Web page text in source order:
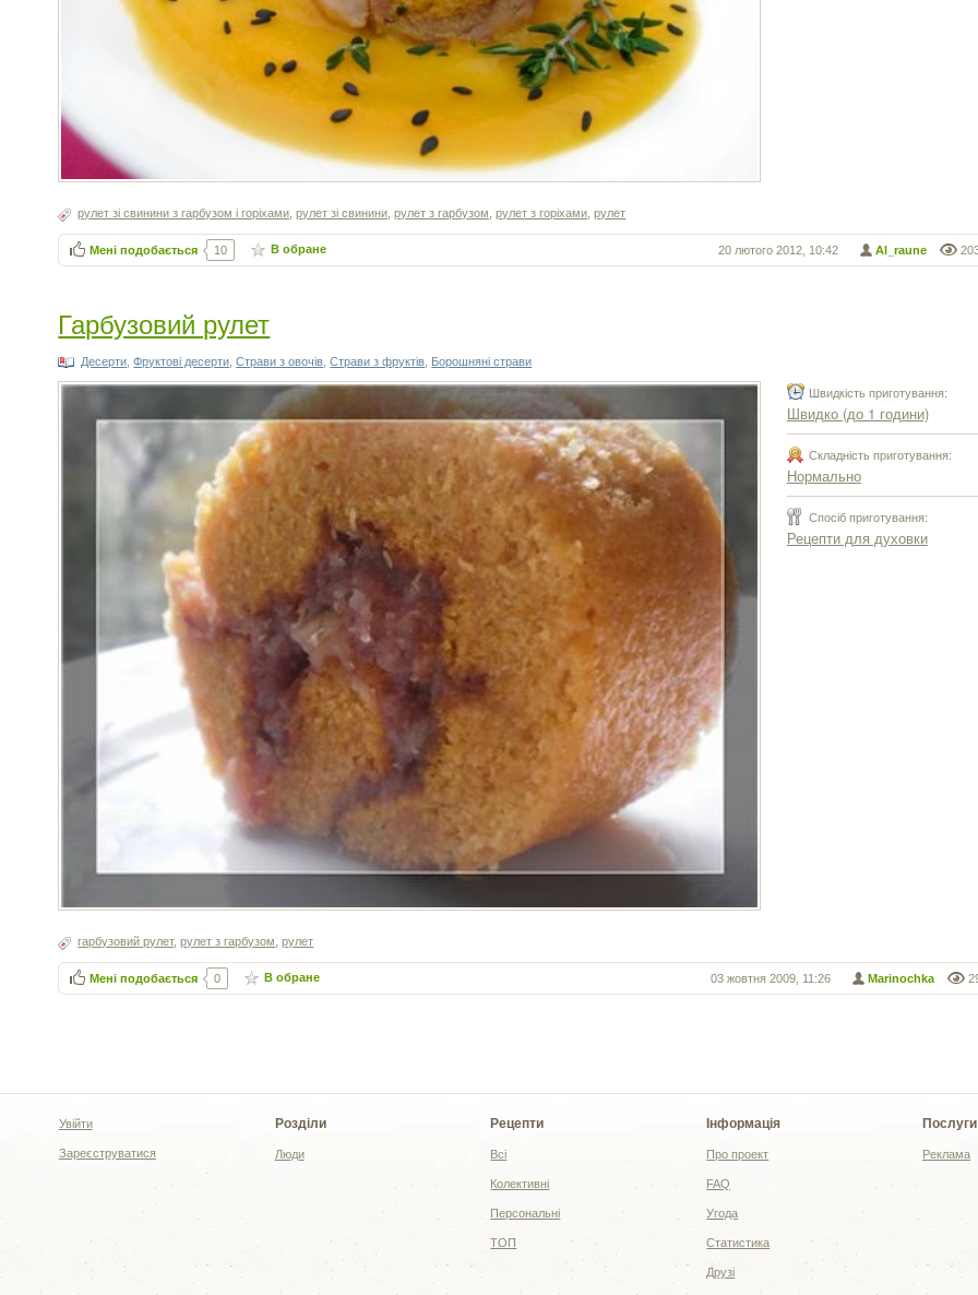
рулет зі свинини з гарбузом і горіхами ,рулет зі свинини ,рулет з гарбузом ,рулет з горіхами ,рулет
Al_raune
20 лютого 2012, 10:42
Мені подобається 10 В обране
Гарбузовий рулет
Десерти ,Фруктові десерти ,Страви з овочів ,Страви з фруктів Борошняні страви
Швидкість приготування:
Швидко (до 1 години)
Складність приготування:
Нормально
Спосіб приготування:
Рецепти для духовки
гарбузовий рулет,рулет з гарбузом ,рулет
Marinochka
03 жовтня 2009, 11:26
Мені подобається 0 В обране
Увійти
Зареєструватися
Розділи
Люди
Рецепти
Всі
Колективні
Персональні
ТОП
Інформація
Про проект
FAQ
Угода
Статистика
Друзі
Послуги
Реклама